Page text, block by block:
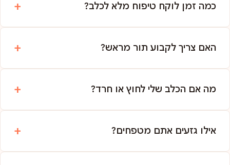
כמה זמן לוקח טיפוח מלא לכלב?
האם צריך לקבוע תור מראש?
מה אם הכלב שלי לחוץ או חרד?
אילו גזעים אתם מטפחים?